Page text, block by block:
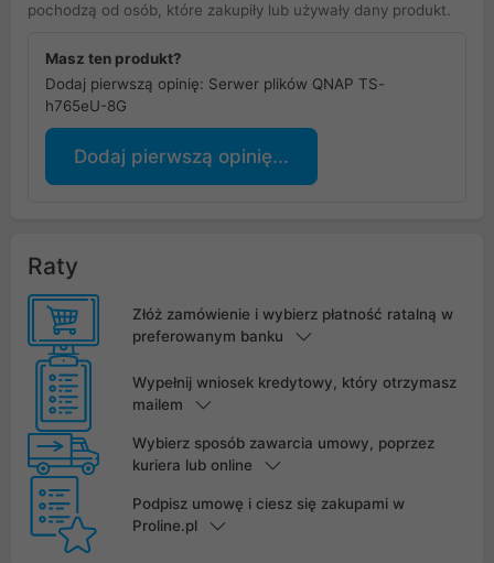
pochodzą od osób, które zakupiły lub używały dany produkt.
Masz ten produkt?
Dodaj pierwszą opinię: Serwer plików QNAP TS-
h765eU-8G
Dodaj pierwszą opinię...
Raty
Złóż zamówienie i wybierz płatność ratalną w
preferowanym banku
Wypełnij wniosek kredytowy, który otrzymasz
mailem
Wybierz sposób zawarcia umowy, poprzez
kuriera lub online
Podpisz umowę i ciesz się zakupami w
Proline.pl